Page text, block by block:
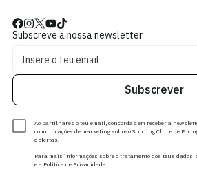
Subscreve a nossa newsletter
Subscrever
Ao partilhares o teu email, concordas em receber a
comunicações de marketing sobre o Sporting Clube de
e ofertas.
Para mais informações sobre o tratamento dos teus dados,
e a Política de Privacidade.